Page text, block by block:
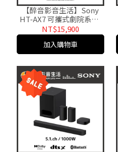
【醉音影音生活】Sony
HT-AX7 可攜式劇院系統/
可攜式藍牙劇院喇叭.台灣
公司貨
NT$15,900
加入購物車